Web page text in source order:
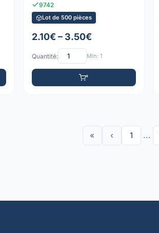
9742
Lot de 500 pièces
2.10€ – 3.50€
Quantité: Min: 1
« ‹ 1 ...